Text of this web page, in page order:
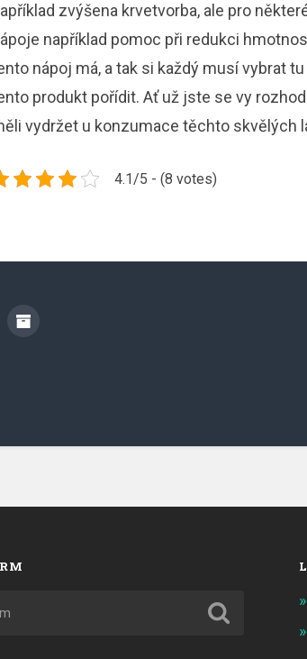
zvýšena krvetvorba, ale pro
například pomoc při redukci
nápoj má, a tak si každý musí vybrat
produkt pořídit. Ať už jste se vy
vydržet u konzumace těchto skvělých
4.1/5 - (8 votes)